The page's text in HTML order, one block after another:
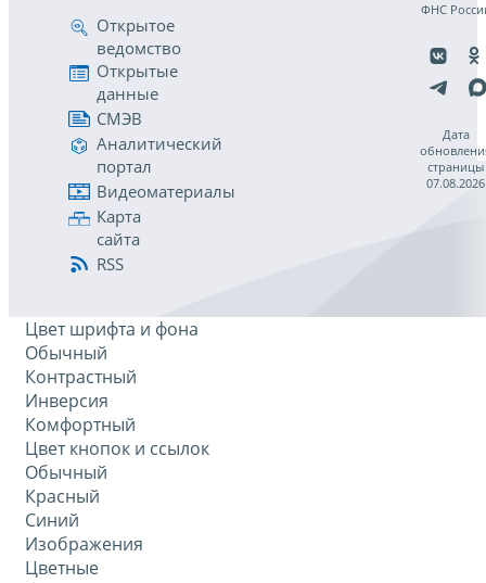
Открытое
ведомство
Открытые
данные
СМЭВ
Аналитический
портал
Видеоматериалы
Карта
сайта
RSS
ФНС
Дата
страницы
07.08.2026
Цвет шрифта и фона
Обычный
Контрастный
Инверсия
Комфортный
Цвет кнопок и ссылок
Обычный
Красный
Синий
Изображения
Цветные